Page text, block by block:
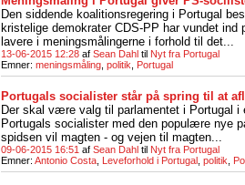
Den siddende koalitionsregering i Portugal
kristelige demokrater CDS-PP har vundet
lavere i meningsmålingerne i forhold til det...
13-06-2015 12:28 af Sean Dahl til Nyt fra Portugal
Emner: meningsmåling politik Portugal
Portugals socialister står på spring til at
Der skal være valg til parlamentet i Portugal i
Portugals socialister med den populære nye
spidsen vil magten - og vejen til magten...
09-06-2015 16:51 af Sean Dahl til Nyt fra Portugal
Emner: Antonio Costa Leveforhold i Portugal politik